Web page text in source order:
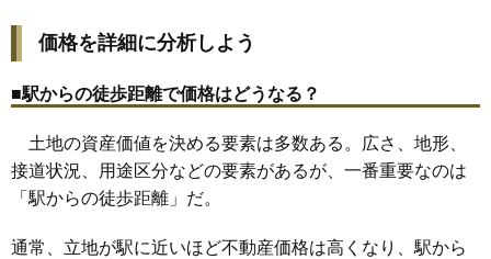
25 本町 17万円
27 西年貢 16万円 987万円 11.2%
28 滝沢町 16万円 1,209万円 12.3%
29 城北町 16万円 1,021万円 5.2%
30 古川町
31 町北町上荒久田 16万円 1,060万円 11.2%
価格を詳細に分析しよう
■駅からの徒歩距離で価格はどうなる？
土地の資産価値を決める要素は多数ある。広さ、地形、
接道状況、用途区分などの要素があるが、一番重要なのは
「駅からの徒歩距離」だ。
通常、立地が駅に近いほど不動産価格は高くなり、駅から